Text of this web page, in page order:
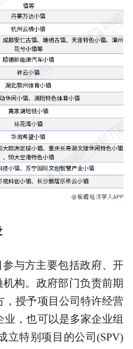
参与方主要包括政府、开
构。政府部门负责前期
，授予项目公司特许经营
，也可以是多家企业组
立特别项目的公司(SPV)